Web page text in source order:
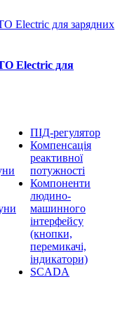
Electric для
ПІД-регулятор
Компенсація
реактивної
потужності
Компоненти
людино-
машинного
інтерфейсу
(кнопки,
перемикачі,
індикатори)
SCADA